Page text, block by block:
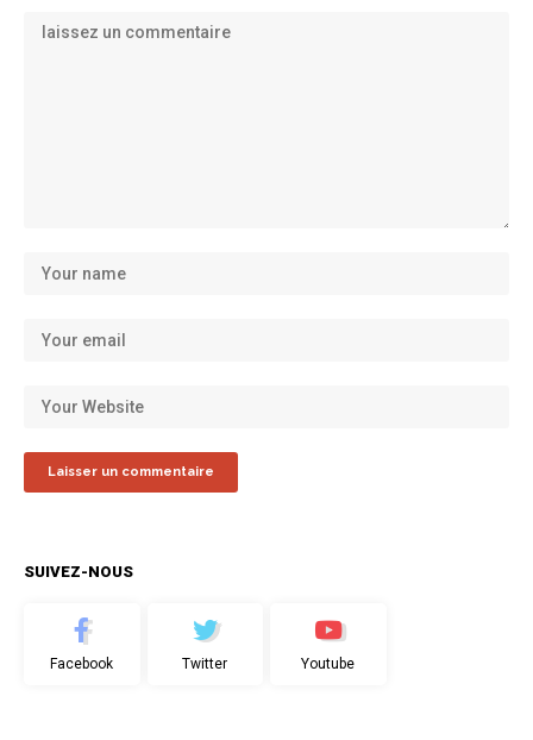
SUIVEZ-NOUS
Facebook Twitter Youtube